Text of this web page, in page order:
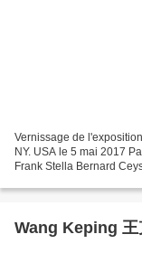
Vernissage de
NY. USA le 5 mai 2017
Frank Stella Bernard
Wang Keping 王